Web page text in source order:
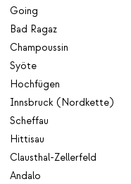
Going
Bad Ragaz
Champoussin
Syöte
Hochfügen
Innsbruck (Nordkette)
Scheffau
Hittisau
Clausthal-Zellerfeld
Andalo